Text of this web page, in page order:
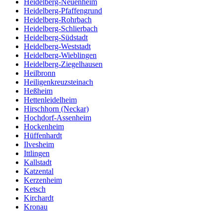
Heidelberg-Neuenheim
Heidelberg-Pfaffengrund
Heidelberg-Rohrbach
Heidelberg-Schlierbach
Heidelberg-Südstadt
Heidelberg-Weststadt
Heidelberg-Wieblingen
Heidelberg-Ziegelhausen
Heilbronn
Heiligenkreuzsteinach
Heßheim
Hettenleidelheim
Hirschhorn (Neckar)
Hochdorf-Assenheim
Hockenheim
Hüffenhardt
Ilvesheim
Ittlingen
Kallstadt
Katzental
Kerzenheim
Ketsch
Kirchardt
Kronau